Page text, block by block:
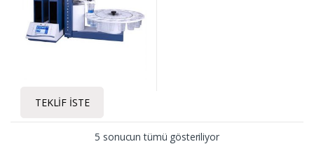
TEKLIF İSTE
5 sonucun tümü gösteriliyor